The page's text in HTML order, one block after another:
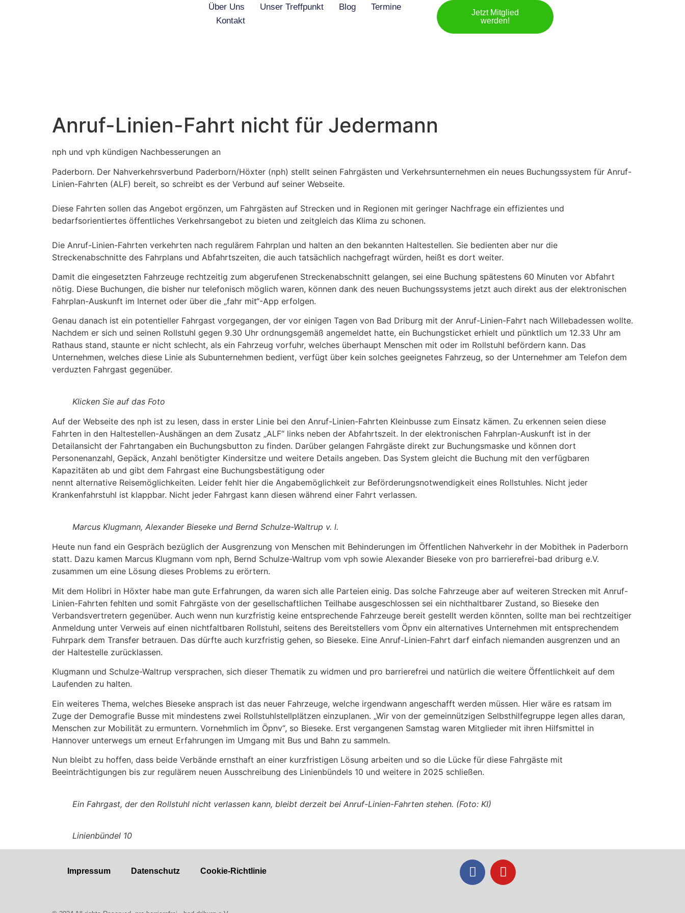
Über Uns Unser Treffpunkt Blog
Termine
Kontakt
Jetzt Mitglied
werden!
Anruf-Linien-Fahrt nicht für Jedermann
nph und vph kündigen Nachbesserungen an
Paderborn. Der Nahverkehrsverbund Paderborn/Höxter (nph) stellt seinen Fahrgästen und Verkehrsunternehmen ein neues Buchungssystem für Anruf-
Linien-Fahrten (ALF) bereit, so schreibt es der Verbund auf seiner Webseite.
Diese Fahrten sollen das Angebot ergönzen, um Fahrgästen auf Strecken und in Regionen mit geringer Nachfrage ein effizientes und
bedarfsorientiertes öffentliches Verkehrsangebot zu bieten und zeitgleich das Klima zu schonen.
Die Anruf-Linien-Fahrten verkehrten nach regulärem Fahrplan und halten an den bekannten Haltestellen. Sie bedienten aber nur die
Streckenabschnitte des Fahrplans und Abfahrtszeiten, die auch tatsächlich nachgefragt würden, heißt es dort weiter.
Damit die eingesetzten Fahrzeuge rechtzeitig zum abgerufenen Streckenabschnitt gelangen, sei eine Buchung spätestens 60 Minuten vor Abfahrt
nötig. Diese Buchungen, die bisher nur telefonisch möglich waren, können dank des neuen Buchungssystems jetzt auch direkt aus der elektronischen
Fahrplan-Auskunft im Internet oder über die „fahr mit“-App erfolgen.
Genau danach ist ein potentieller Fahrgast vorgegangen, der vor einigen Tagen von Bad Driburg mit der Anruf-Linien-Fahrt nach Willebadessen wollte.
Nachdem er sich und seinen Rollstuhl gegen 9.30 Uhr ordnungsgemäß angemeldet hatte, ein Buchungsticket erhielt und pünktlich um 12.33 Uhr am
Rathaus stand, staunte er nicht schlecht, als ein Fahrzeug vorfuhr, welches überhaupt Menschen mit oder im Rollstuhl befördern kann. Das
Unternehmen, welches diese Linie als Subunternehmen bedient, verfügt über kein solches geeignetes Fahrzeug, so der Unternehmer am Telefon dem
verduzten Fahrgast gegenüber.
Klicken Sie auf das Foto
Auf der Webseite des nph ist zu lesen, dass in erster Linie bei den Anruf-Linien-Fahrten Kleinbusse zum Einsatz kämen. Zu erkennen seien diese
Fahrten in den Haltestellen-Aushängen an dem Zusatz „ALF“ links neben der Abfahrtszeit. In der elektronischen Fahrplan-Auskunft ist in der
Detailansicht der Fahrtangaben ein Buchungsbutton zu finden. Darüber gelangen Fahrgäste direkt zur Buchungsmaske und können dort
Personenanzahl, Gepäck, Anzahl benötigter Kindersitze und weitere Details angeben. Das System gleicht die Buchung mit den verfügbaren
Kapazitäten ab und gibt dem Fahrgast eine Buchungsbestätigung oder
nennt alternative Reisemöglichkeiten. Leider fehlt hier die Angabemöglichkeit zur Beförderungsnotwendigkeit eines Rollstuhles. Nicht jeder
Krankenfahrstuhl ist klappbar. Nicht jeder Fahrgast kann diesen während einer Fahrt verlassen.
Marcus Klugmann, Alexander Bieseke und Bernd Schulze-Waltrup v. l.
Heute nun fand ein Gespräch bezüglich der Ausgrenzung von Menschen mit Behinderungen im Öffentlichen Nahverkehr in der Mobithek in Paderborn
statt. Dazu kamen Marcus Klugmann vom nph, Bernd Schulze-Waltrup vom vph sowie Alexander Bieseke von pro barrierefrei-bad driburg e.V.
zusammen um eine Lösung dieses Problems zu erörtern.
Mit dem Holibri in Höxter habe man gute Erfahrungen, da waren sich alle Parteien einig. Das solche Fahrzeuge aber auf weiteren Strecken mit Anruf-
Linien-Fahrten fehlten und somit Fahrgäste von der gesellschaftlichen Teilhabe ausgeschlossen sei ein nichthaltbarer Zustand, so Bieseke den
Verbandsvertretern gegenüber. Auch wenn nun kurzfristig keine entsprechende Fahrzeuge bereit gestellt werden könnten, sollte man bei rechtzeitiger
Anmeldung unter Verweis auf einen nichtfaltbaren Rollstuhl, seitens des Bereitstellers vom Öpnv ein alternatives Unternehmen mit entsprechendem
Fuhrpark dem Transfer betrauen. Das dürfte auch kurzfristig gehen, so Bieseke. Eine Anruf-Linien-Fahrt darf einfach niemanden ausgrenzen und an
der Haltestelle zurücklassen.
Klugmann und Schulze-Waltrup versprachen, sich dieser Thematik zu widmen und pro barrierefrei und natürlich die weitere Öffentlichkeit auf dem
Laufenden zu halten.
Ein weiteres Thema, welches Bieseke ansprach ist das neuer Fahrzeuge, welche irgendwann angeschafft werden müssen. Hier wäre es ratsam im
Zuge der Demografie Busse mit mindestens zwei Rollstuhlstellplätzen einzuplanen. „Wir von der gemeinnützigen Selbsthilfegruppe legen alles daran,
Menschen zur Mobilität zu ermuntern. Vornehmlich im Öpnv“, so Bieseke. Erst vergangenen Samstag waren Mitglieder mit ihren Hilfsmittel in
Hannover unterwegs um erneut Erfahrungen im Umgang mit Bus und Bahn zu sammeln.
Nun bleibt zu hoffen, dass beide Verbände ernsthaft an einer kurzfristigen Lösung arbeiten und so die Lücke für diese Fahrgäste mit
Beeinträchtigungen bis zur regulärem neuen Ausschreibung des Linienbündels 10 und weitere in 2025 schließen.
Ein Fahrgast, der den Rollstuhl nicht verlassen kann, bleibt derzeit bei Anruf-Linien-Fahrten stehen. (Foto: KI)
Linienbündel 10
Impressum Datenschutz Cookie-Richtlinie